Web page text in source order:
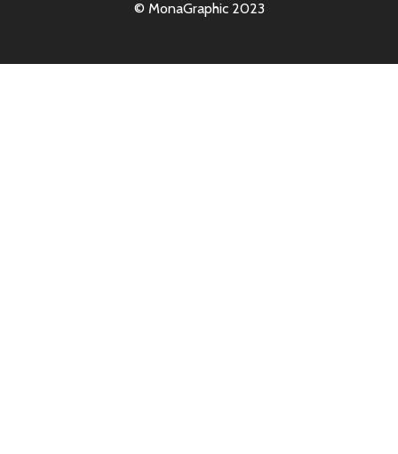
© MonaGraphic 2023